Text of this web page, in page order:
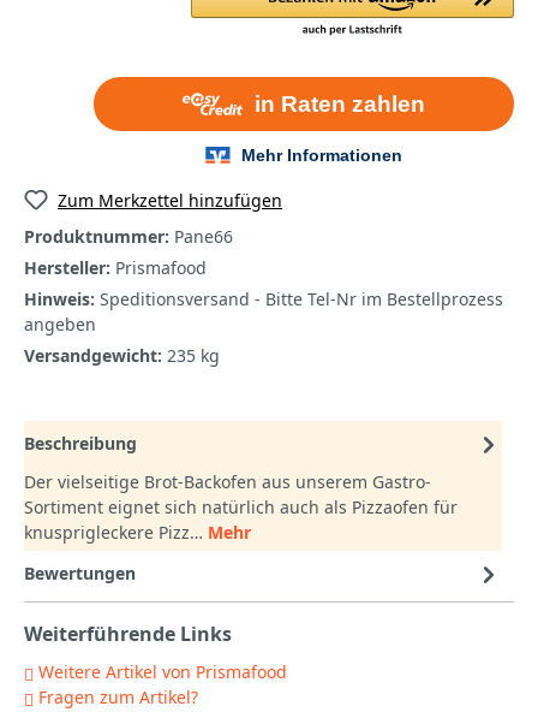
Zum Merkzettel hinzufügen
Produktnummer: Pane66
Hersteller: Prismafood
Hinweis: Speditionsversand - Bitte Tel-Nr im Bestellprozess
angeben
Versandgewicht: 235 kg
Beschreibung
Der vielseitige Brot-Backofen aus unserem Gastro-
Sortiment eignet sich natürlich auch als Pizzaofen für
knusprigleckere Pizz… Mehr
Bewertungen
Weiterführende Links
Weitere Artikel von Prismafood
Fragen zum Artikel?